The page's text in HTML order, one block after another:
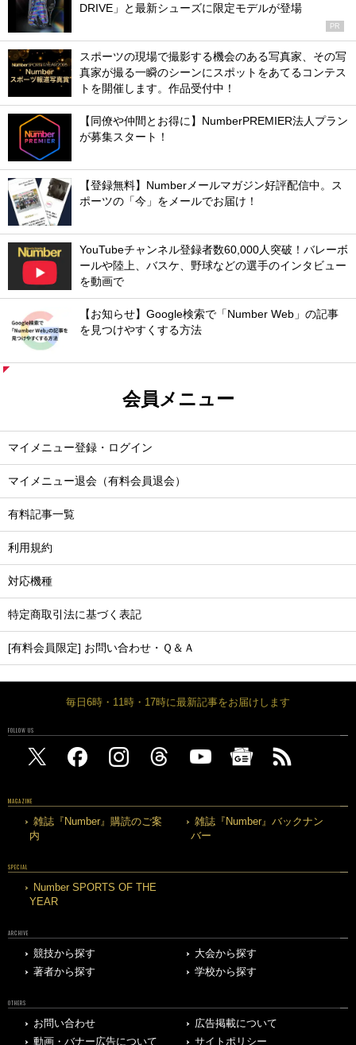
DRIVE」と最新シューズに限定モデルが登場
PR
スポーツの現場で撮影する機会のある写真家、その写
真家が撮る一瞬のシーンにスポットをあてるコンテス
トを開催します。作品受付中！
【同僚や仲間とお得に】NumberPREMIER法人プラン
が募集スタート！
【登録無料】Numberメールマガジン好評配信中。ス
ポーツの「今」をメールでお届け！
YouTubeチャンネル登録者数60,000人突破！バレーボ
ールや陸上、バスケ、野球などの選手のインタビュー
を動画で
【お知らせ】Google検索で「Number Web」の記事
を見つけやすくする方法
会員メニュー
マイメニュー登録・ログイン
マイメニュー退会（有料会員退会）
有料記事一覧
利用規約
対応機種
特定商取引法に基づく表記
[有料会員限定] お問い合わせ・Ｑ＆Ａ
毎日6時・11時・17時に最新記事をお届けします
FOLLOW US
MAGAZINE
雑誌『Number』購読のご案
内
雑誌『Number』バックナン
バー
SPECIAL
Number SPORTS OF THE
YEAR
ARCHIVE
競技から探す
大会から探す
著者から探す
学校から探す
OTHERS
お問い合わせ
広告掲載について
動画・バナー広告について
サイトポリシー